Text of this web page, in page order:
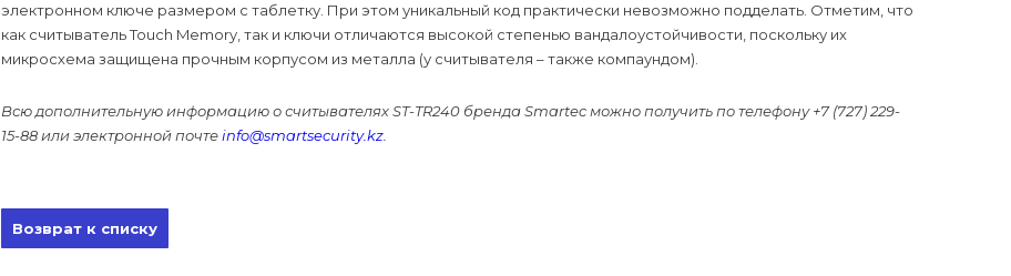
электронном ключе размером с таблетку. При этом уникальный код практически невозможно подделать. Отметим, что
как считыватель Touch Memory, так и ключи отличаются высокой степенью вандалоустойчивости, поскольку их
микросхема защищена прочным корпусом из металла (у считывателя – также компаундом).
Всю дополнительную информацию о считывателях ST-TR240 бренда Smartec можно получить по телефону +7 (727) 229-
15-88 или электронной почтеinfo@smartsecurity.kz.
Возврат к списку